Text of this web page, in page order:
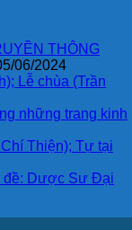
THÔNG
06/2024
Lễ chùa (Trần
những trang kinh
Thiện); Tự tại
đề: Dược Sư Đại